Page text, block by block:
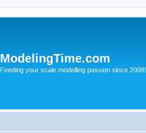
ModelingTime.com
Feeding your scale modelling passion since 2008!